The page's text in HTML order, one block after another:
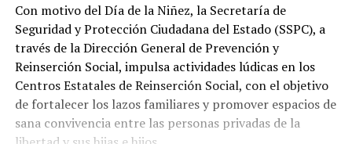
Con motivo del Día de la Niñez, la Secretaría de
Seguridad y Protección Ciudadana del Estado (SSPC), a
través de la Dirección General de Prevención y
Reinserción Social, impulsa actividades lúdicas en los
Centros Estatales de Reinserción Social, con el objetivo
de fortalecer los lazos familiares y promover espacios de
sana convivencia entre las personas privadas de la